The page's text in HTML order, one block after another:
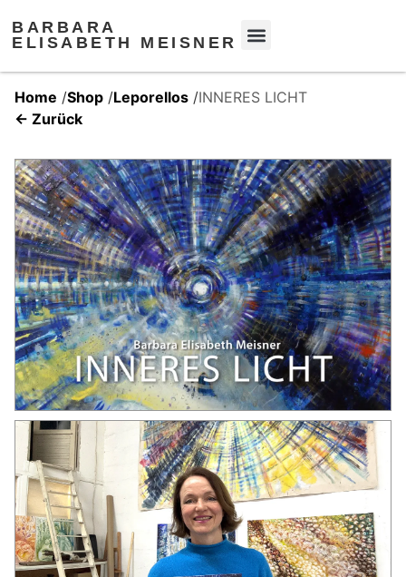
BARBARA
ELISABETH MEISNER
Home /Shop /Leporellos /INNERES LICHT
← Zurück